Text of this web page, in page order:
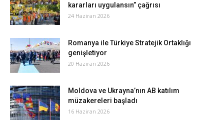
kararları uygulansın” çağrısı
24 Haziran 2026
Romanya ile Türkiye Stratejik Ortaklığı
genişletiyor
20 Haziran 2026
Moldova ve Ukrayna’nın AB katılım
müzakereleri başladı
16 Haziran 2026